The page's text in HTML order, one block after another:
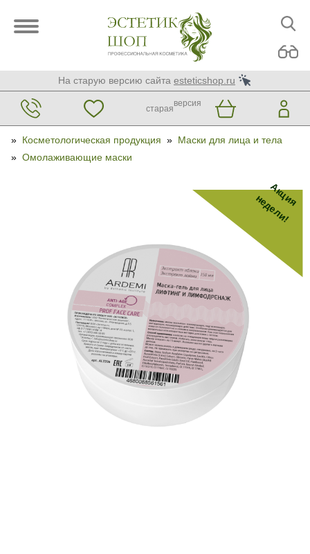
На старую версию сайта esteticshop.ru
старая
версия
» Косметологическая продукция » Маски для лица и тела
» Омолаживающие маски
Акция
недели!